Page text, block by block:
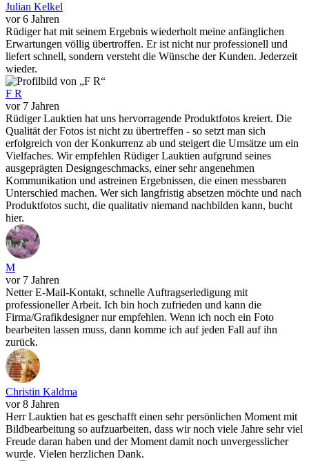
Julian Kelkel
vor 6 Jahren
Rüdiger hat mit seinem Ergebnis wiederholt meine anfänglichen
Erwartungen völlig übertroffen. Er ist nicht nur professionell und
liefert schnell, sondern versteht die Wünsche der Kunden. Jederzeit
wieder.
F R
vor 7 Jahren
Rüdiger Lauktien hat uns hervorragende Produktfotos kreiert. Die
Qualität der Fotos ist nicht zu übertreffen - so setzt man sich
erfolgreich von der Konkurrenz ab und steigert die Umsätze um ein
Vielfaches. Wir empfehlen Rüdiger Lauktien aufgrund seines
ausgeprägten Designgeschmacks, einer sehr angenehmen
Kommunikation und astreinen Ergebnissen, die einen messbaren
Unterschied machen. Wer sich langfristig absetzen möchte und nach
Produktfotos sucht, die qualitativ niemand nachbilden kann, bucht
hier.
M
vor 7 Jahren
Netter E-Mail-Kontakt, schnelle Auftragserledigung mit
professioneller Arbeit. Ich bin hoch zufrieden und kann die
Firma/Grafikdesigner nur empfehlen. Wenn ich noch ein Foto
bearbeiten lassen muss, dann komme ich auf jeden Fall auf ihn
zurück.
Christin Kaldma
vor 8 Jahren
Herr Lauktien hat es geschafft einen sehr persönlichen Moment mit
Bildbearbeitung so aufzuarbeiten, dass wir noch viele Jahre sehr viel
Freude daran haben und der Moment damit noch unvergesslicher
wurde. Vielen herzlichen Dank.